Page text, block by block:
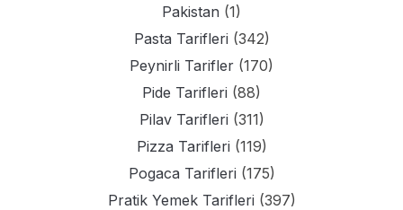
Pakistan (1)
Pasta Tarifleri (342)
Peynirli Tarifler (170)
Pide Tarifleri (88)
Pilav Tarifleri (311)
Pizza Tarifleri (119)
Pogaca Tarifleri (175)
Pratik Yemek Tarifleri (397)